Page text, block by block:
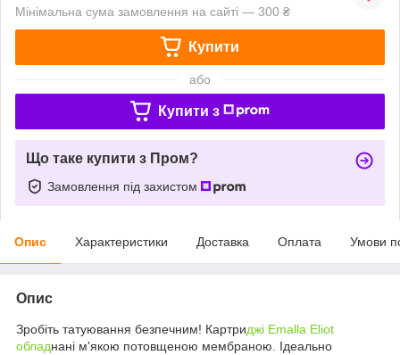
Мінімальна сума замовлення на сайті — 300 ₴
Купити
або
Купити з
Що таке купити з Пром?
Замовлення під захистом
Опис Характеристики Доставка Оплата Умови
Опис
Зробіть татуювання безпечним! Картриджі Emalla Eliot
обладнані м'якою потовщеною мембраною. Ідеально